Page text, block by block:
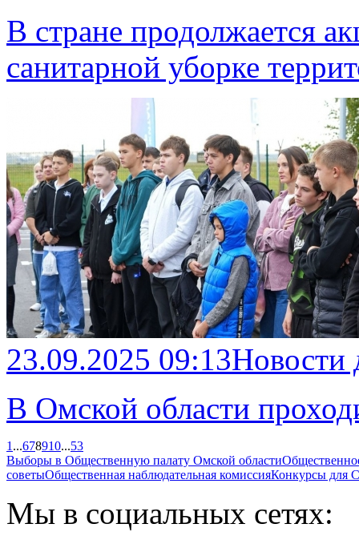
В стране продолжается
санитарной уборке
23.09.2025 09:13
В Омской области
1 ...678910...53
Выборы в Общественную палату Омской области
советыОбщественная наблюдательная комиссияКонкурсы
Мы в социальных сетях: